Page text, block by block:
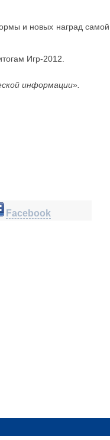
и новых наград самой
Игр-2012.
информации».
Facebook